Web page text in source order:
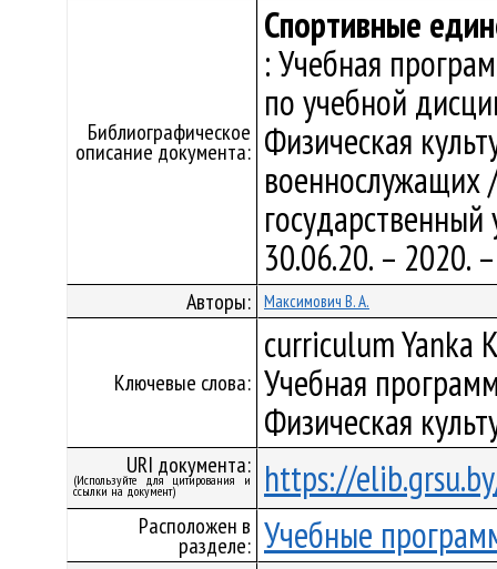
Библиографическое
описание документа:
Спортивные
: Учебная
по учебной
Физическая
военнослужащих
30.06.20. –
Авторы: Максимович В. А.
Ключевые слова:
curriculum Yanka
Учебная
Физическая
URI документа:
(Используйте для цитирования и
ссылки на документ) https://
Расположен в
разделе: Учебные